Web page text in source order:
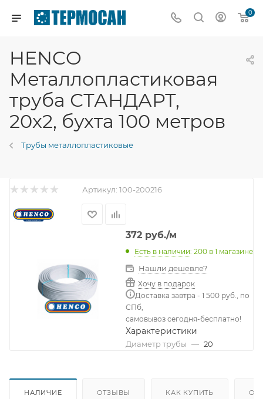
0
HENCO
Металлопластиковая
труба СТАНДАРТ,
20х2, бухта 100 метров
Трубы металлопластиковые
Артикул: 100-200216
372 руб./м
Есть в наличии: 200 в 1 магазине
Нашли дешевле?
Хочу в подарок
Доставка завтра - 1 500 руб., по
СПб,
самовывоз сегодня-бесплатно!
Характеристики
Диаметр трубы — 20
НАЛИЧИЕ ОТЗЫВЫ КАК КУПИТЬ